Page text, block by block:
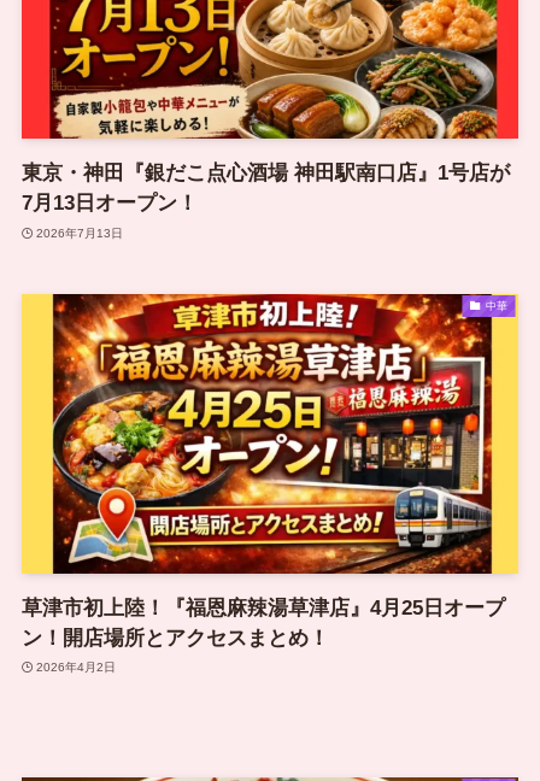
東京・神田『銀だこ点心酒場 神田駅南口店』1号店が
7月13日オープン！
2026年7月13日
中華
草津市初上陸！『福恩麻辣湯草津店』4月25日オープ
ン！開店場所とアクセスまとめ！
2026年4月2日